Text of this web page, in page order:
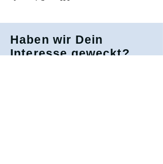
Haben wir Dein
Interesse geweckt?